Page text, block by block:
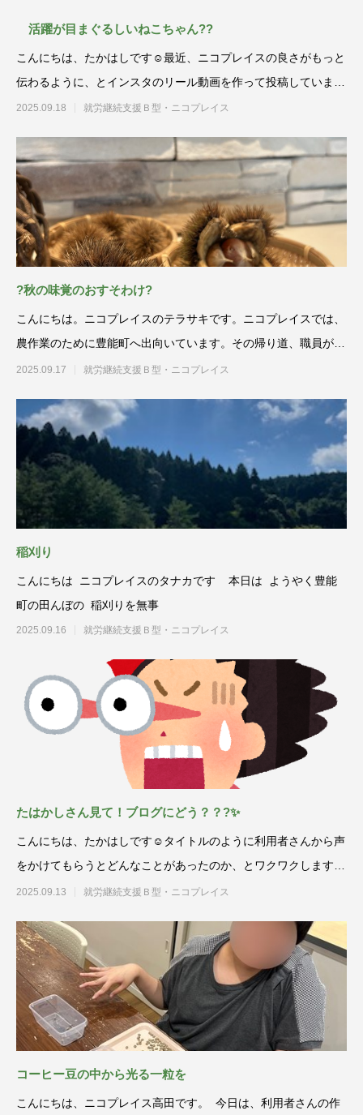
活躍が目まぐるしいねこちゃん??
こんにちは、たかはしです☺️最近、ニコプレイスの良さがもっと
伝わるように、とインスタのリール動画を作って投稿していま
す?✨店舗で
2025.09.18 就労継続支援Ｂ型・ニコプレイス
?秋の味覚のおすそわけ?
こんにちは。ニコプレイスのテラサキです。ニコプレイスでは、
農作業のために豊能町へ出向いています。その帰り道、職員が秋
の香りいっぱいの
2025.09.17 就労継続支援Ｂ型・ニコプレイス
稲刈り
こんにちは ニコプレイスのタナカです 本日は ようやく豊能
町の田んぼの 稲刈りを無事
2025.09.16 就労継続支援Ｂ型・ニコプレイス
たはかしさん見て！ブログにどう？？?✨
こんにちは、たかはしです☺️タイトルのように利用者さんから声
をかけてもらうとどんなことがあったのか、とワクワクします??
今日のは
2025.09.13 就労継続支援Ｂ型・ニコプレイス
コーヒー豆の中から光る一粒を
こんにちは、ニコプレイス高田です。 今日は、利用者さんの作